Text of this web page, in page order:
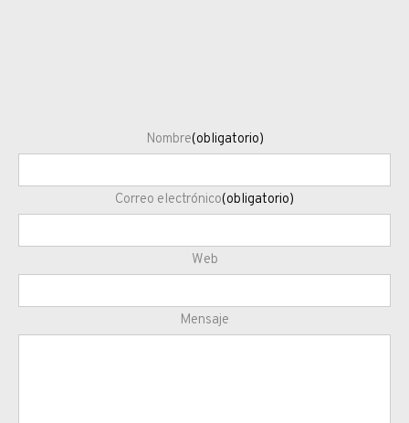
Nombre(obligatorio)
Correo electrónico(obligatorio)
Web
Mensaje